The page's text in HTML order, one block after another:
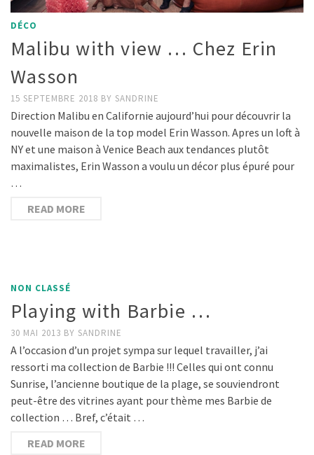
DÉCO
Malibu with view … Chez Erin
Wasson
15 SEPTEMBRE 2018 BY SANDRINE
Direction Malibu en Californie aujourd’hui pour découvrir la
nouvelle maison de la top model Erin Wasson. Apres un loft à
NY et une maison à Venice Beach aux tendances plutôt
maximalistes, Erin Wasson a voulu un décor plus épuré pour
…
READ MORE
NON CLASSÉ
Playing with Barbie …
30 MAI 2013 BY SANDRINE
A l’occasion d’un projet sympa sur lequel travailler, j’ai
ressorti ma collection de Barbie !!! Celles qui ont connu
Sunrise, l’ancienne boutique de la plage, se souviendront
peut-être des vitrines ayant pour thème mes Barbie de
collection … Bref, c’était …
READ MORE